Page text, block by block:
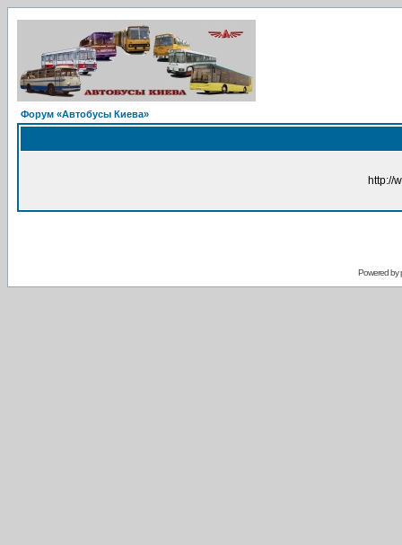
Форум «Автобусы Киева»
http://
Powered by